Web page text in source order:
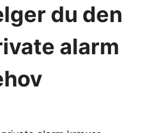
du den
alarm